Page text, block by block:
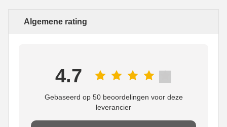
Algemene rating
4.7
Gebaseerd op 50 beoordelingen voor deze
leverancier